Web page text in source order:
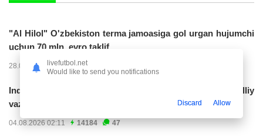
"Al Hilol" O'zbekiston terma jamoasiga gol urgan hujumchi
uchun 70 mln. evro taklif...
28.07.2026 01:56 17321
Indoneziya prezidenti JCH-2030ga chiqishni umummilliy
vazifa deb...
04.08.2026 02:11 14184 47
livefutbol.net
Would like to send you notifications
Discard Allow